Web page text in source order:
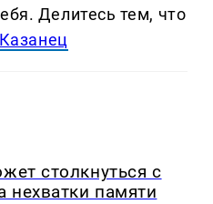
Делитеcь тем, что
столкнуться с
нехватки памяти